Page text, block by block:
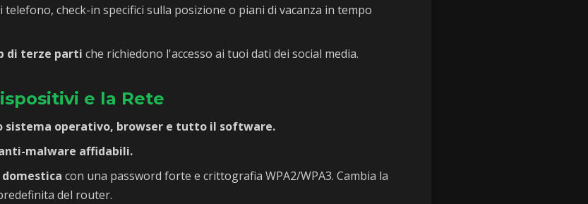
check-in specifici sulla posizione o piani di vacanza in tempo
di terze parti che richiedono l'accesso ai tuoi dati dei social media.
e la Rete
operativo, browser e tutto il software.
malware affidabili.
con una password forte e crittografia WPA2/WPA3. Cambia la
del router.